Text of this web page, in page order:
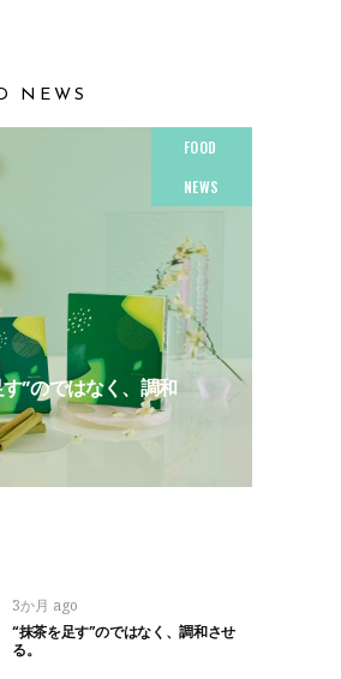
NEWS
FOOD
NEWS
”のではなく、調和
3か月 ago
“抹茶を足す”のではなく、調和させ
る。